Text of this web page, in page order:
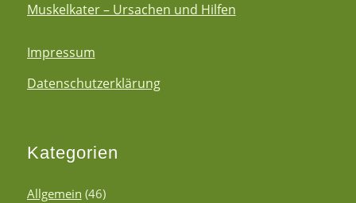
Muskelkater – Ursachen und Hilfen
Impressum
Datenschutzerklärung
Kategorien
Allgemein (46)